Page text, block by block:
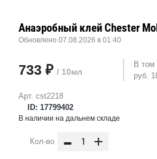
Арт. cst2218
ID: 17799402
Анаэробный клей Chester
Обновлено 07.08.2026 в 01:40
733 ₽ / 10мл
В том
руб.
В наличии на дальнем складе
Кол-во - +